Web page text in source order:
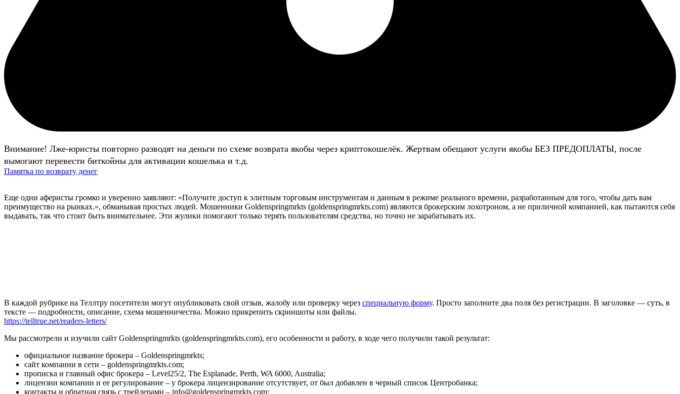
Внимание! Лже-юристы повторно разводят на деньги по схеме возврата якобы через криптокошелёк. Жертвам обещают услуги якобы БЕЗ ПРЕДОПЛАТЫ, после
вымогают перевести биткойны для активации кошелька и т.д.
Памятка по возврату денег
Еще одни аферисты громко и уверенно заявляют: «Получите доступ к элитным торговым инструментам и данным в режиме реального времени, разработанным для того, чтобы дать вам
преимущество на рынках.», обманывая простых людей. Мошенники Goldenspringmrkts (goldenspringmrkts.com) являются брокерским лохотроном, а не приличной компанией, как пытаются себя
выдавать, так что стоит быть внимательнее. Эти жулики помогают только терять пользователям средства, но точно не зарабатывать их.
В каждой рубрике на Теллтру посетители могут опубликовать свой отзыв, жалобу или проверку через специальную форму. Просто заполните два поля без регистрации. В заголовке — суть, в
тексте — подробности, описание, схема мошенничества. Можно прикрепить скриншоты или файлы.
https://telltrue.net/readers-letters/
Мы рассмотрели и изучили сайт Goldenspringmrkts (goldenspringmrkts.com), его особенности и работу, в ходе чего получили такой результат:
официальное название брокера – Goldenspringmrkts;
сайт компании в сети – goldenspringmrkts.com;
прописка и главный офис брокера – Level25/2, The Esplanade, Perth, WA 6000, Australia;
лицензии компании и ее регулирование – у брокера лицензирование отсутствует, от был добавлен в черный список Центробанка;
контакты и обратная связь с трейдерами – info@goldenspringmrkts.com;